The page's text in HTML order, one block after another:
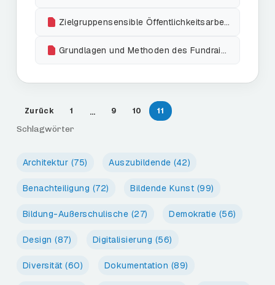
Zielgruppensensible Öffentlichkeitsarbeit und Kampagnen Teil2
Grundlagen und Methoden des Fundraising
Zurück 1 … 9 10 11
Schlagwörter
Architektur (75) Auszubildende (42)
Benachteiligung (72) Bildende Kunst (99)
Bildung-Außerschulische (27) Demokratie (56)
Design (87) Digitalisierung (56)
Diversität (60) Dokumentation (89)